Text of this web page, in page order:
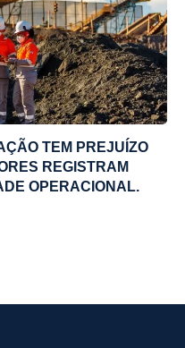
TEM PREJUÍZO
REGISTRAM
OPERACIONAL.